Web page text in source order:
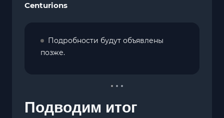
Centurions
Подробности будут объявлены
позже.
Подводим итог